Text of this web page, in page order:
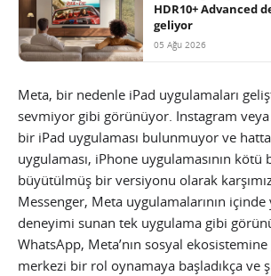
HDR10+ Advanced
geliyor
05 Ağu 2026
Meta, bir nedenle iPad uygulamaları
sevmiyor gibi görünüyor. Instagram
bir iPad uygulaması bulunmuyor ve
uygulaması, iPhone uygulamasının kötü
büyütülmüş bir versiyonu olarak
Messenger, Meta uygulamalarının içinde
deneyimi sunan tek uygulama gibi
WhatsApp, Meta’nın sosyal
merkezi bir rol oynamaya başladıkça ve